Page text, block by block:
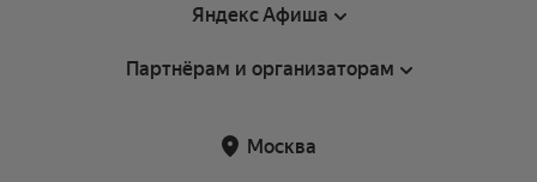
Яндекс Афиша
Справка
Подарочные сертификаты
Партнёрам и организаторам
Москва